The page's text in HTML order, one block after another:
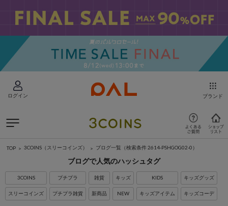
ログイン ブランド
TOP 3COINS（スリーコインズ） ブログ一覧 （検索条件 2614-PSHGOG02-0）
ブログで人気のハッシュタグ
3COINS
スリーコインズ
プチプラ
プチプラ雑貨
雑貨
新商品
キッズ
NEW
KIDS
キッズアイテム
キッズグッズ
キッズコーデ